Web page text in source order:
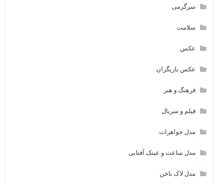
سرگرمی
سلامت
عکس
عکس بازیگران
فرهنگ و هنر
فیلم و سریال
مدل جواهرات
مدل ساعت و عینک آفتابی
مدل لاک ناخن